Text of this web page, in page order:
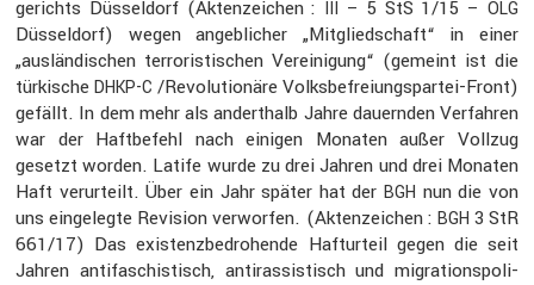
ge­richts Düssel­dorf (Akten­zei­chen : III – 5 StS 1/15 –OLG
Düssel­dorf) wegen angeb­li­cher „Mitglied­schaft“ in einer
„auslän­di­schen terro­ris­ti­schen Verei­ni­gung“ (gemeint ist die
türki­sche DHKP-C /Revolutionäre Volks­be­frei­ungs­partei-Front)
gefällt. In dem mehr als andert­halb Jahre dauernden Verfahren
war der Haftbe­fehl nach einigen Monaten außer Vollzug
gesetzt worden. Latife wurde zu drei Jahren und drei Monaten
Haft verur­teilt. Über ein Jahr später hat derBGH nun die von
uns einge­legte Revision verworfen. (Akten­zei­chen : BGH 3 StR
661/17) Das existenz­be­dro­hende Haftur­teil gegen die seit
Jahren antifa­schis­tisch, antiras­sis­tisch und migra­ti­ons­po­li­